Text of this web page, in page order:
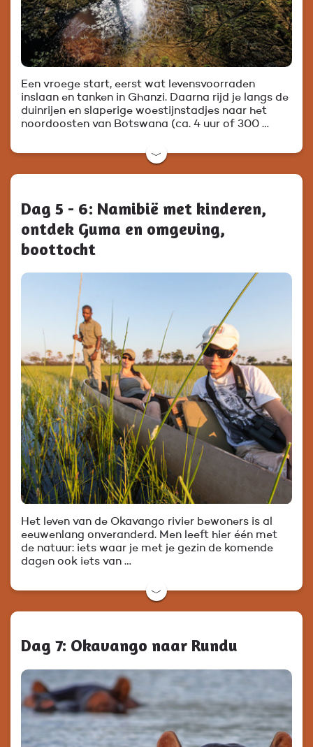
Een vroege start, eerst wat levensvoorraden
inslaan en tanken in Ghanzi. Daarna rijd je langs de
duinrijen en slaperige woestijnstadjes naar het
noordoosten van Botswana (ca. 4 uur of 300 …
﹀
Dag 5 - 6: Namibië met kinderen,
ontdek Guma en omgeving,
boottocht
Het leven van de Okavango rivier bewoners is al
eeuwenlang onveranderd. Men leeft hier één met
de natuur: iets waar je met je gezin de komende
dagen ook iets van …
﹀
Dag 7: Okavango naar Rundu